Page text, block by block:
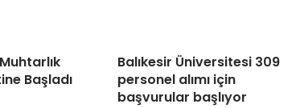
Başladı
Balıkesir Üniversitesi 309
personel alımı için
başvurular başlıyor